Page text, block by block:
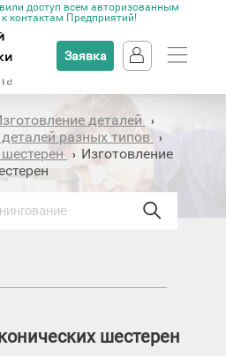
доступ всем авторизованным
контактам Предприятий!
Заявка
деталей ›
разных типов ›
› Изготовление
шестерен